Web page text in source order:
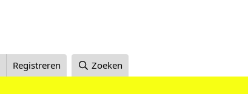
Registreren Zoeken